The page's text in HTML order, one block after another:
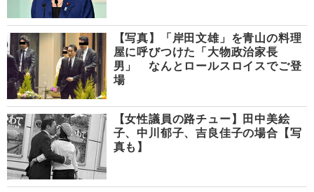
【写真】「岸田文雄」を青山の料理
屋に呼びつけた「大物政治家長
男」 なんとロールスロイスでご登
場
【女性議員の路チュー】田中美絵
子、中川郁子、吉良佳子の場合【写
真も】